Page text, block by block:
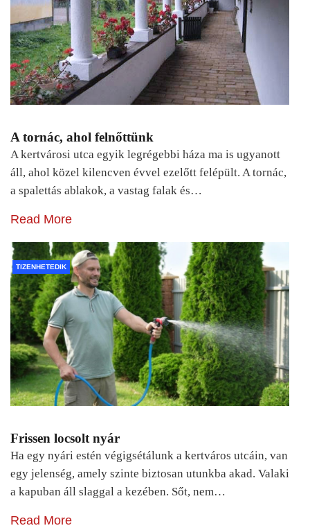
A tornác, ahol felnőttünk
A kertvárosi utca egyik legrégebbi háza ma is ugyanott
áll, ahol közel kilencven évvel ezelőtt felépült. A tornác,
a spalettás ablakok, a vastag falak és…
Read More
TIZENHETEDIK
Frissen locsolt nyár
Ha egy nyári estén végigsétálunk a kertváros utcáin, van
egy jelenség, amely szinte biztosan utunkba akad. Valaki
a kapuban áll slaggal a kezében. Sőt, nem…
Read More